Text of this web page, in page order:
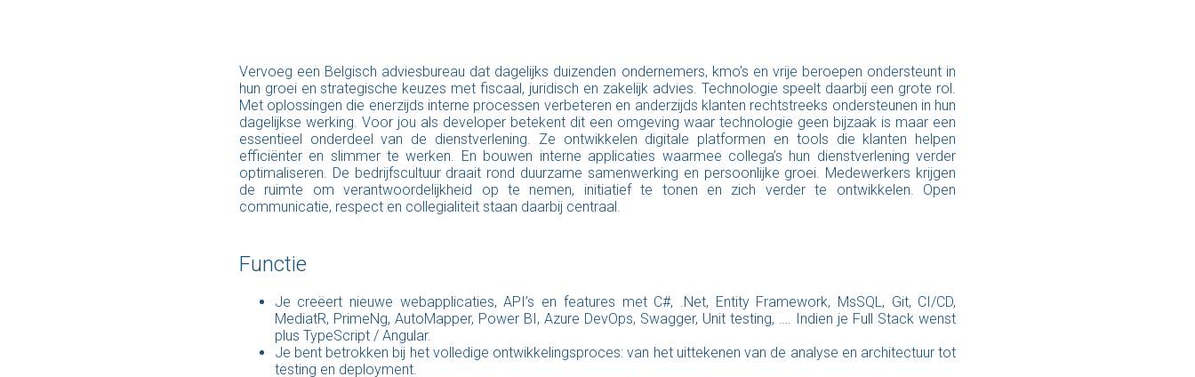
Vervoeg een Belgisch adviesbureau dat dagelijks duizenden ondernemers, kmo’s en vrije beroepen ondersteunt in
hun groei en strategische keuzes met fiscaal, juridisch en zakelijk advies. Technologie speelt daarbij een grote rol.
Met oplossingen die enerzijds interne processen verbeteren en anderzijds klanten rechtstreeks ondersteunen in hun
dagelijkse werking. Voor jou als developer betekent dit een omgeving waar technologie geen bijzaak is maar een
essentieel onderdeel van de dienstverlening. Ze ontwikkelen digitale platformen en tools die klanten helpen
efficiënter en slimmer te werken. En bouwen interne applicaties waarmee collega’s hun dienstverlening verder
optimaliseren. De bedrijfscultuur draait rond duurzame samenwerking en persoonlijke groei. Medewerkers krijgen
de ruimte om verantwoordelijkheid op te nemen, initiatief te tonen en zich verder te ontwikkelen. Open
communicatie, respect en collegialiteit staan daarbij centraal.
Functie
Je creëert nieuwe webapplicaties, API’s en features met C#, .Net, Entity Framework, MsSQL, Git, CI/CD,
MediatR, PrimeNg, AutoMapper, Power BI, Azure DevOps, Swagger, Unit testing, …. Indien je Full Stack wenst
plus TypeScript / Angular.
Je bent betrokken bij het volledige ontwikkelingsproces: van het uittekenen van de analyse en architectuur tot
testing en deployment.